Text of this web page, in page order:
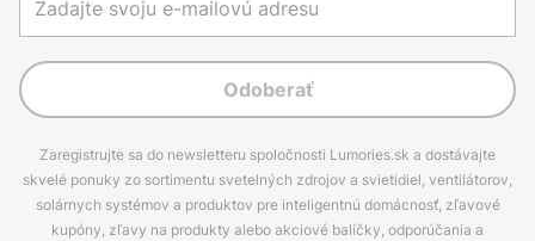
Odoberať
Zaregistrujte sa do newsletteru spoločnosti Lumories.sk a dostávajte
skvelé ponuky zo sortimentu svetelných zdrojov a svietidiel, ventilátorov,
solárnych systémov a produktov pre inteligentnú domácnosť, zľavové
kupóny, zľavy na produkty alebo akciové balíčky, odporúčania a